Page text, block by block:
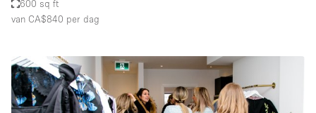
600 sq ft
van CA$840 per dag